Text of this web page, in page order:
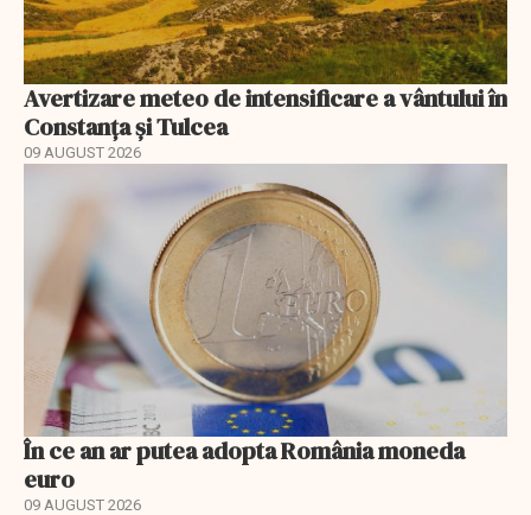
Avertizare meteo de intensificare a vântului în
Constanța și Tulcea
09 AUGUST 2026
În ce an ar putea adopta România moneda
euro
09 AUGUST 2026